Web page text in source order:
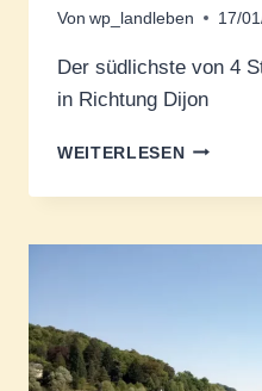
Von wp_landleben 17/
Der südlichste von 4
in Richtung Dijon
WEITERLESENLAC
LA